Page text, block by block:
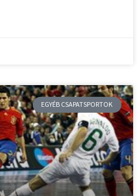
EGYÉB CSAPATSPORTOK